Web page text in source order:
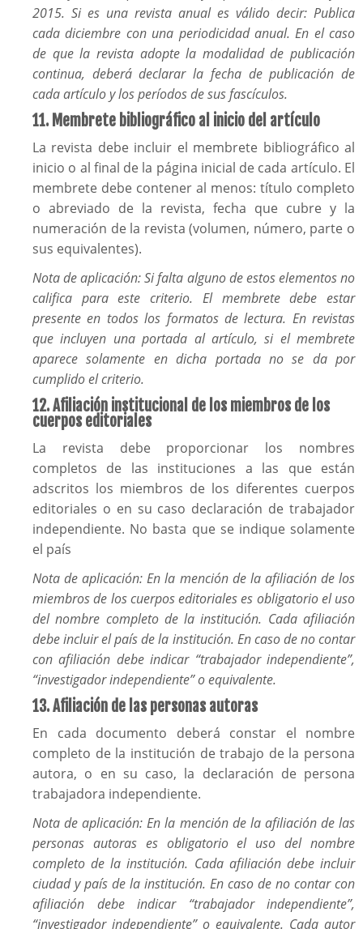
2015. Si es una revista anual es válido decir: Publica
cada diciembre con una periodicidad anual. En el caso
de que la revista adopte la modalidad de publicación
continua, deberá declarar la fecha de publicación de
cada artículo y los períodos de sus fascículos.
11. Membrete bibliográfico al inicio del artículo
La revista debe incluir el membrete bibliográfico al
inicio o al final de la página inicial de cada artículo. El
membrete debe contener al menos: título completo
o abreviado de la revista, fecha que cubre y la
numeración de la revista (volumen, número, parte o
sus equivalentes).
Nota de aplicación: Si falta alguno de estos elementos no
califica para este criterio. El membrete debe estar
presente en todos los formatos de lectura. En revistas
que incluyen una portada al artículo, si el membrete
aparece solamente en dicha portada no se da por
cumplido el criterio.
12. Afiliación institucional de los miembros de los
cuerpos editoriales
La revista debe proporcionar los nombres
completos de las instituciones a las que están
adscritos los miembros de los diferentes cuerpos
editoriales o en su caso declaración de trabajador
independiente. No basta que se indique solamente
el país
Nota de aplicación: En la mención de la afiliación de los
miembros de los cuerpos editoriales es obligatorio el uso
del nombre completo de la institución. Cada afiliación
debe incluir el país de la institución. En caso de no contar
con afiliación debe indicar “trabajador independiente”,
“investigador independiente” o equivalente.
13. Afiliación de las personas autoras
En cada documento deberá constar el nombre
completo de la institución de trabajo de la persona
autora, o en su caso, la declaración de persona
trabajadora independiente.
Nota de aplicación: En la mención de la afiliación de las
personas autoras es obligatorio el uso del nombre
completo de la institución. Cada afiliación debe incluir
ciudad y país de la institución. En caso de no contar con
afiliación debe indicar “trabajador independiente”,
“investigador independiente” o equivalente. Cada autor